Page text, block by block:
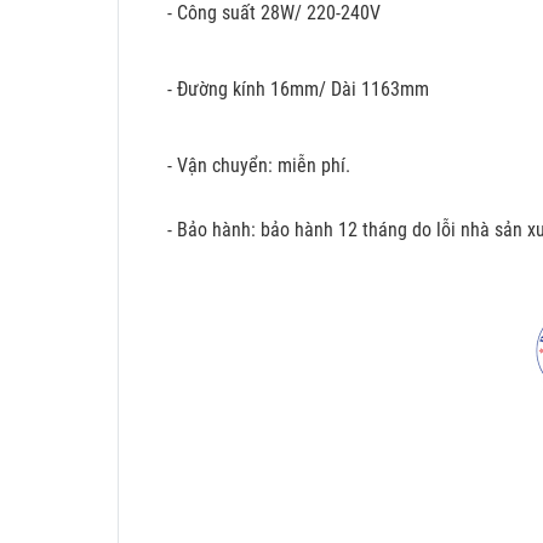
- Công suất 28W/ 220-240V
- Đường kính 16mm/ Dài 1163mm
- Vận chuyển: miễn phí.
- Bảo hành: bảo hành 12 tháng do lỗi nhà sản